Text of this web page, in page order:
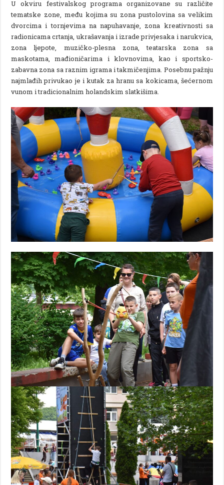
U okviru festivalskog programa organizovane su različite
tematske zone, među kojima su zona pustolovina sa velikim
dvorcima i tornjevima na napuhavanje, zona kreativnosti sa
radionicama crtanja, ukrašavanja i izrade privjesaka i narukvica,
zona ljepote, muzičko-plesna zona, teatarska zona sa
maskotama, mađioničarima i klovnovima, kao i sportsko-
zabavna zona sa raznim igrama i takmičenjima. Posebnu pažnju
najmlađih privukao je i kutak za hranu sa kokicama, šećernom
vunom i tradicionalnim holandskim slatkišima.